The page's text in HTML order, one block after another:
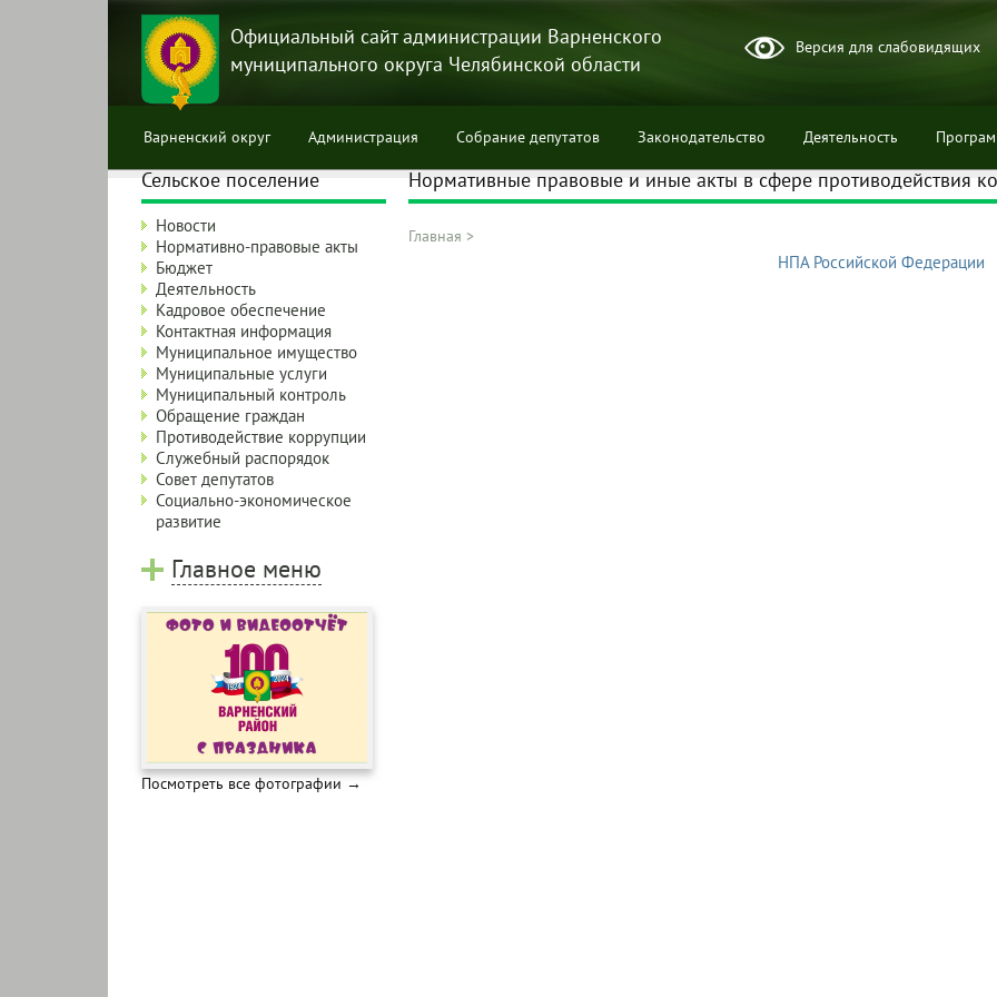
Официальный сайт администрации Варненского
муниципального округа Челябинской области
Версия для слабовидящих
Варненский округ Администрация Собрание депутатов Законодательство Деятельность
Нормативные правовые и иные акты в сфере противодействия
Главная >
НПА Российской Федерации
Сельское поселение
Новости
Нормативно-правовые акты
Бюджет
Деятельность
Кадровое обеспечение
Контактная информация
Муниципальное имущество
Муниципальные услуги
Муниципальный контроль
Обращение граждан
Противодействие коррупции
Служебный распорядок
Совет депутатов
Социально-экономическое
развитие
Главное меню
Посмотреть все фотографии →